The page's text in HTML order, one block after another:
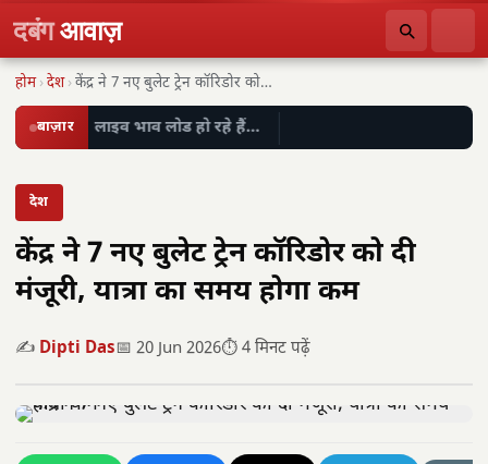
दबंगआवाज़
होम ›देश ›केंद्र ने 7 नए बुलेट ट्रेन कॉरिडोर को…
बाज़ार लाइव भाव लोड हो रहे हैं…
देश
केंद्र ने 7 नए बुलेट ट्रेन कॉरिडोर को दी
मंजूरी, यात्रा का समय होगा कम
✍️ Dipti Das📅 20 Jun 2026⏱️ 4 मिनट पढ़ें